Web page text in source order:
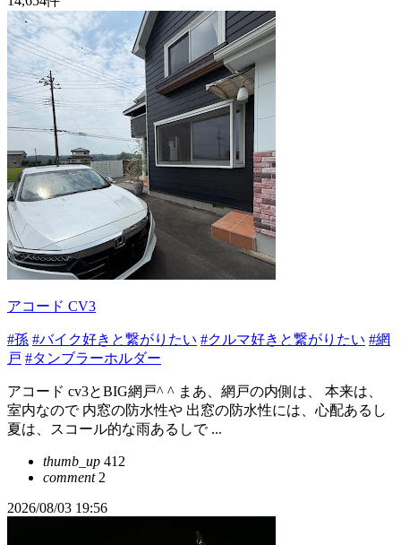
アコード CV3
#孫 #バイク好きと繋がりたい #クルマ好きと繋がりたい #網
戸 #タンブラーホルダー
アコード cv3とBIG網戸^ ^ まあ、網戸の内側は、 本来は、
室内なので 内窓の防水性や 出窓の防水性には、心配あるし
夏は、スコール的な雨あるしで ...
thumb_up 412
comment2
2026/08/03 19:56